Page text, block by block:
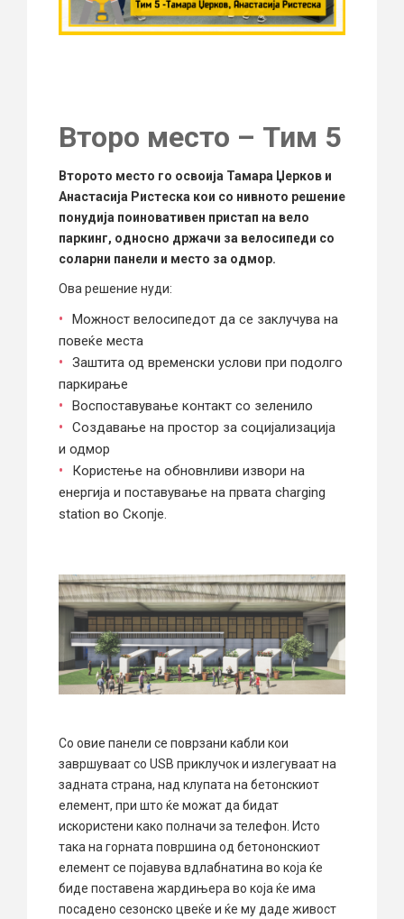
Второ место – Тим 5
Второто место го освоија Тамара Џерков и
Анастасија Ристеска кои со нивното решение
понудија поиновативен пристап на вело
паркинг, односно држачи за велосипеди со
соларни панели и место за одмор.
Ова решение нуди:
Можност велосипедот да се заклучува на
повеќе места​
Заштита од временски услови при подолго
паркирање​
Воспоставување контакт со зеленило​
Создавање на простор за социјализација
и одмор​
Користење на обновнливи извори на
енергија и поставување на првата charging
station во Скопје​.
Со овие панели се поврзани кабли кои
завршуваат со USB приклучок и излегуваат на
задната страна, над клупата на бетонскиот
елемент, при што ќе можат да бидат
искористени како полначи за телефон. Исто
така на горната површина од бетононскиот
елемент се појавува вдлабнатина во која ќе
биде поставена жардињера во која ќе има
посадено сезонско цвеќе и ќе му даде живост